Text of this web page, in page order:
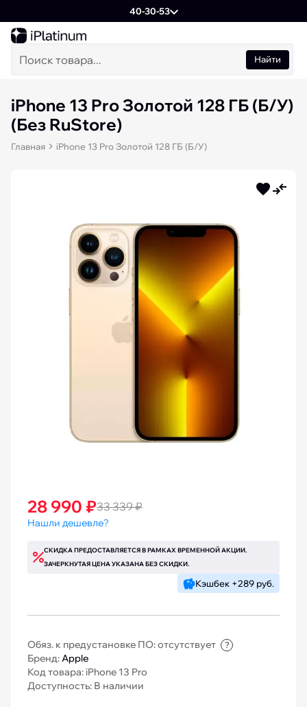
40-30-53
Найти
iPhone 13 Pro Золотой 128 ГБ (Б/У)
(Без RuStore)
Главная iPhone 13 Pro Золотой 128 ГБ (Б/У)
28 990 ₽33 339 ₽
Нашли дешевле?
СКИДКА ПРЕДОСТАВЛЯЕТСЯ В РАМКАХ ВРЕМЕННОЙ АКЦИИ.
ЗАЧЕРКНУТАЯ ЦЕНА УКАЗАНА БЕЗ СКИДКИ.
Кэшбек +289 руб.
Обяз. к предустановке ПО: отсутствует ?
Бренд:Apple
Код товара: iPhone 13 Pro
Доступность: В наличии